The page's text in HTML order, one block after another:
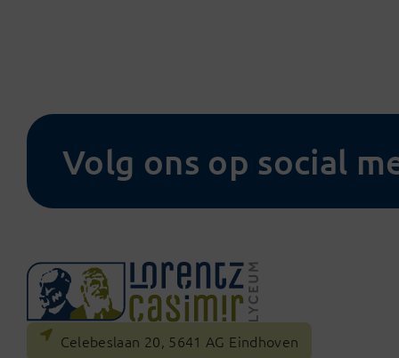
Volg ons op social
Celebeslaan 20, 5641 AG Eindhoven